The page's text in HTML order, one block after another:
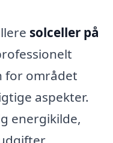
solceller på
for området
aspekter.
energikilde,